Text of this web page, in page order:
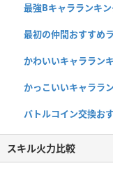
最強Bキャラランキ
最初の仲間おすすめ
かわいいキャララン
かっこいいキャララ
バトルコイン交換お
スキル火力比較